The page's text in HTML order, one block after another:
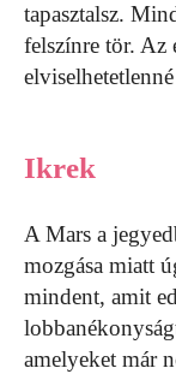
tapasztalsz.
felszínre tör. Az
Ikrek
A Mars a
mozgása miatt
mindent, amit
amelyeket már